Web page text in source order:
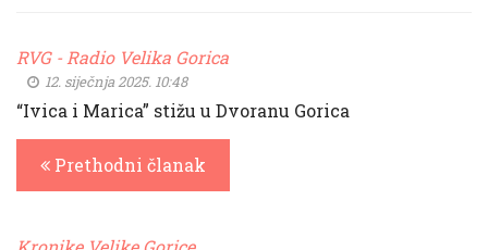
RVG - Radio Velika Gorica
12. siječnja 2025. 10:48
“Ivica i Marica” stižu u Dvoranu Gorica
Prethodni članak